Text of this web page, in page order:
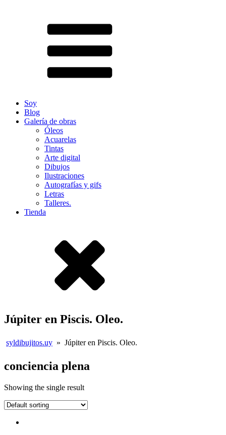
Soy
Blog
Galería de obras
Óleos
Acuarelas
Tintas
Arte digital
Dibujos
Ilustraciones
Autografías y gifs
Letras
Talleres.
Tienda
Júpiter en Piscis. Oleo.
syldibujitos.uy » Júpiter en Piscis. Oleo.
conciencia plena
Showing the single result